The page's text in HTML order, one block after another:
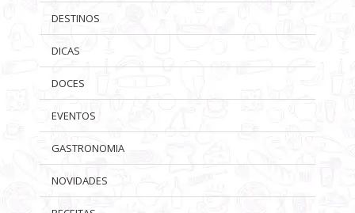
DESTINOS
DICAS
DOCES
EVENTOS
GASTRONOMIA
NOVIDADES